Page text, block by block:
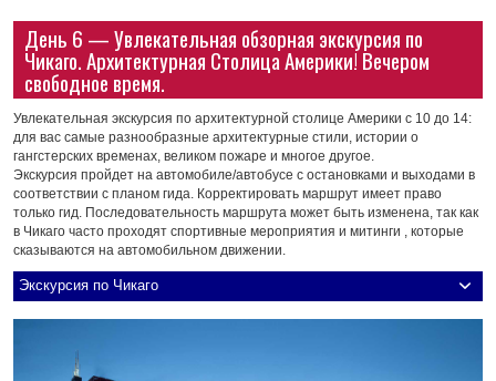
День 6 — Увлекательная обзорная экскурсия по
Чикаго. Архитектурная Столица Америки! Вечером
свободное время.
Увлекательная экскурсия по архитектурной столице Америки с 10 до 14:
для вас самые разнообразные архитектурные стили, истории о
гангстерских временах, великом пожаре и многое другое.
Экскурсия пройдет на автомобиле/автобусе с остановками и выходами в
соответствии с планом гида. Корректировать маршрут имеет право
только гид. Последовательность маршрута может быть изменена, так как
в Чикаго часто проходят спортивные мероприятия и митинги , которые
сказываются на автомобильном движении.
Экскурсия по Чикаго